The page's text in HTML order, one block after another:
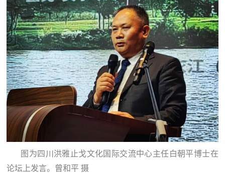
图为四川洪雅止戈文化国际交流中心主任白朝平博士在
论坛上发言。曾和平 摄